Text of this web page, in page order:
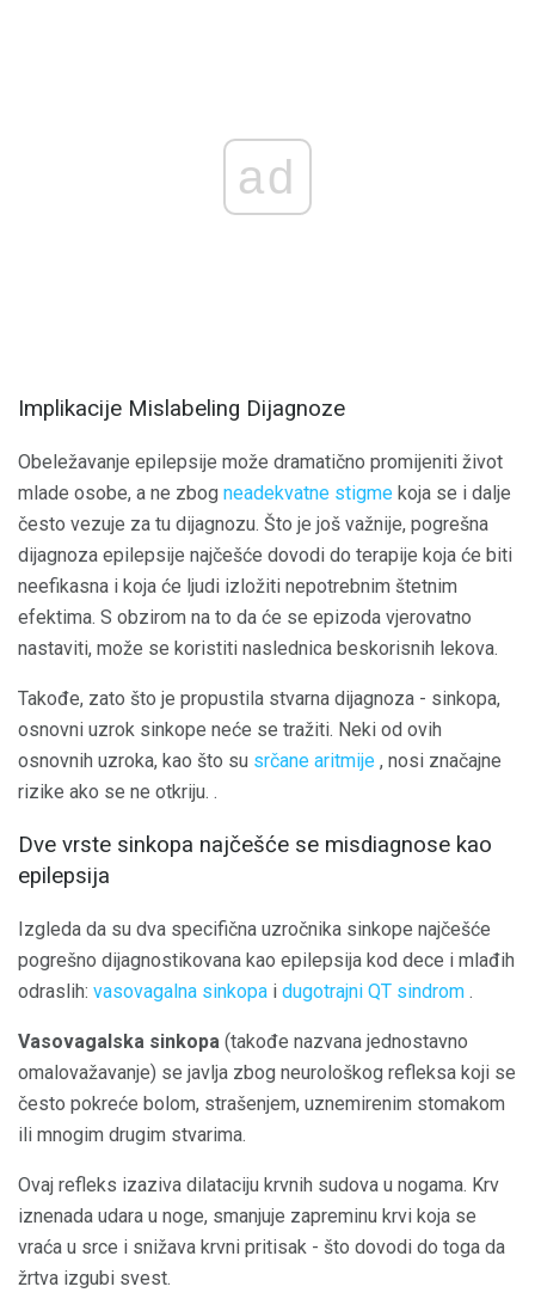
ad
Implikacije Mislabeling Dijagnoze
Obeležavanje epilepsije može dramatično promijeniti život
mlade osobe, a ne zbog neadekvatne stigme koja se i dalje
često vezuje za tu dijagnozu. Što je još važnije, pogrešna
dijagnoza epilepsije najčešće dovodi do terapije koja će biti
neefikasna i koja će ljudi izložiti nepotrebnim štetnim
efektima. S obzirom na to da će se epizoda vjerovatno
nastaviti, može se koristiti naslednica beskorisnih lekova.
Takođe, zato što je propustila stvarna dijagnoza - sinkopa,
osnovni uzrok sinkope neće se tražiti. Neki od ovih
osnovnih uzroka, kao što su srčane aritmije , nosi značajne
rizike ako se ne otkriju. .
Dve vrste sinkopa najčešće se misdiagnose kao
epilepsija
Izgleda da su dva specifična uzročnika sinkope najčešće
pogrešno dijagnostikovana kao epilepsija kod dece i mlađih
odraslih: vasovagalna sinkopa i dugotrajni QT sindrom .
Vasovagalska sinkopa (takođe nazvana jednostavno
omalovažavanje) se javlja zbog neurološkog refleksa koji se
često pokreće bolom, strašenjem, uznemirenim stomakom
ili mnogim drugim stvarima.
Ovaj refleks izaziva dilataciju krvnih sudova u nogama. Krv
iznenada udara u noge, smanjuje zapreminu krvi koja se
vraća u srce i snižava krvni pritisak - što dovodi do toga da
žrtva izgubi svest.